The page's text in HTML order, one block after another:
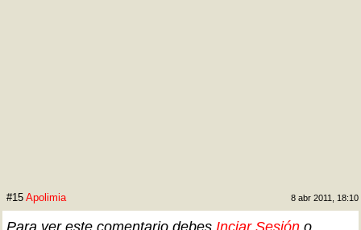
#15 Apolimia 8 abr 2011, 18:10
Para ver este comentario debes Inciar Sesión o